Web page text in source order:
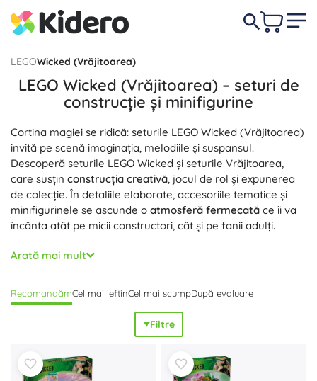
LEGOWicked (Vrăjitoarea)
LEGO Wicked (Vrăjitoarea) – seturi de
construcție și minifigurine
Cortina magiei se ridică: seturile LEGO Wicked (Vrăjitoarea)
invită pe scenă imaginația, melodiile și suspansul.
Descoperă seturile LEGO Wicked și seturile Vrăjitoarea,
care susțin construcția creativă, jocul de rol și expunerea
de colecție. În detaliile elaborate, accesoriile tematice și
minifigurinele se ascunde o atmosferă fermecată ce îi va
încânta atât pe micii constructori, cât și pe fanii adulți.
LEGO Wicked (Vrăjitoarea) aduce piese variate și motive
iconice ale lumii fanteziei, astfel încât poți recrea cu
tău drum de cărămidă galbenă. Datorită compatibilității cu
, îți vei extinde colecția și vei crea
de combinații. Această serie îi va
atrage pe iubitorii motivelor din filme și musicaluri, care
caută modele impresionante pentru expusși seturi pentru
joaca de zi cu zi. Cauți un cadou original pentru fanii
Arată mai mult
RecomandămCel mai ieftinCel mai scumpDupă evaluare
Filtre